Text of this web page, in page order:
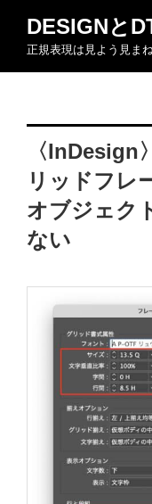
ン
DESIGNと
正規表現は見よう見ま
〈InDesign
リッドフレ
オブジェク
ない